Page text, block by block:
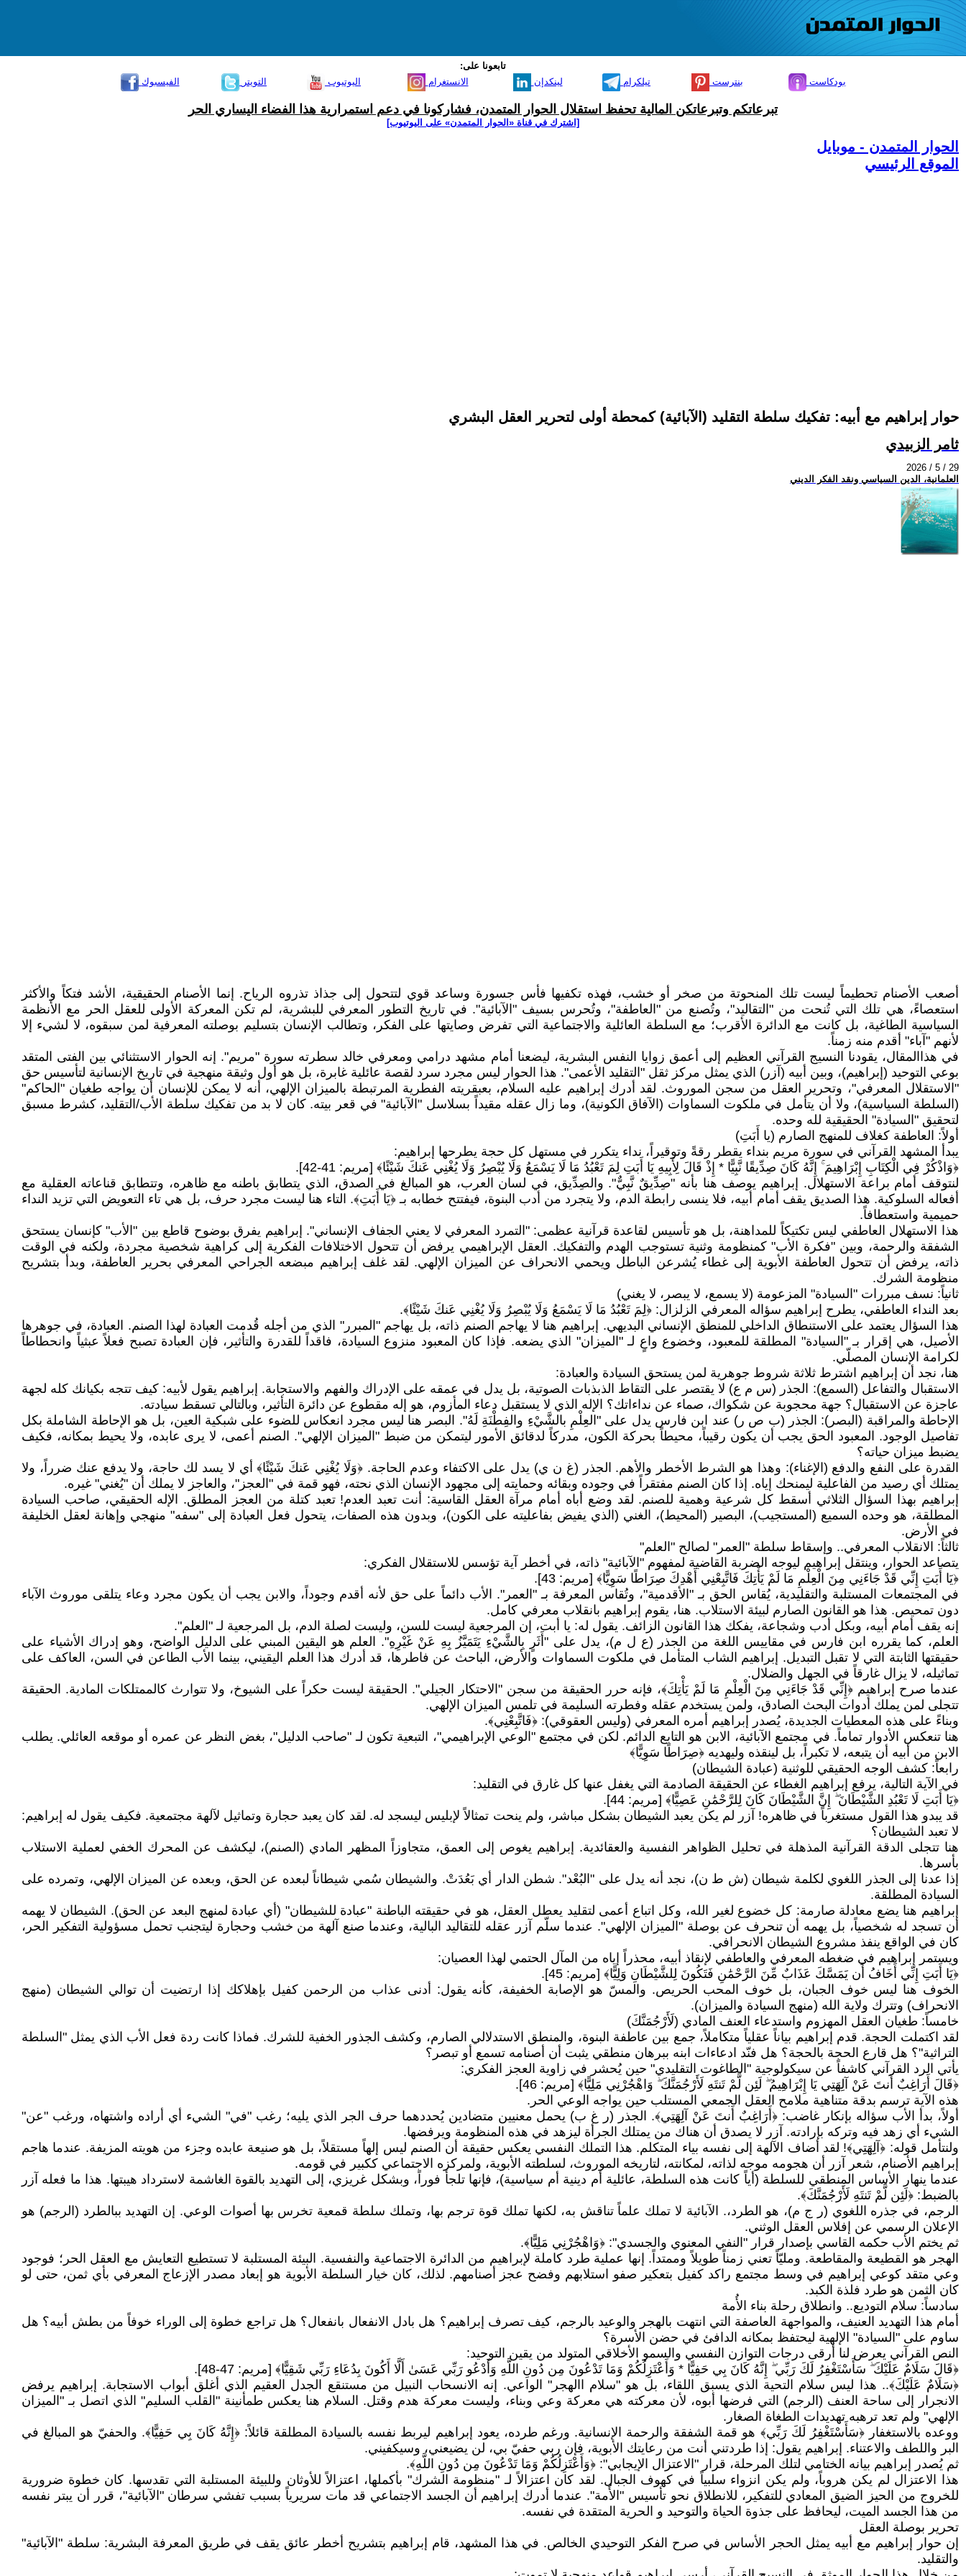
تابعونا على:
الفيسبوك
التويتر اليوتيوب الانستغرام لينكدإن تيلكرام بنترست بودكاست
تبرعاتكم وتبرعاتكن المالية تحفظ استقلال الحوار المتمدن، فشاركونا في دعم استمرارية هذا الفضاء اليساري الحر
[اشترك في قناة ‫«الحوار المتمدن» على اليوتيوب]
الحوار المتمدن - موبايل
الموقع الرئيسي
حوار إبراهيم مع أبيه: تفكيك سلطة التقليد (الآبائية) كمحطة أولى لتحرير العقل البشري
ثامر الزبيدي
2026 / 5 / 29
العلمانية، الدين السياسي ونقد الفكر الديني
أصعب الأصنام تحطيماً ليست تلك المنحوتة من صخر أو خشب، فهذه تكفيها فأس جسورة وساعد قوي لتتحول إلى جذاذ تذروه الرياح. إنما الأصنام الحقيقية، الأشد فتكاً والأكثر
استعصاءً، هي تلك التي تُنحت من "التقاليد"، وتُصنع من "العاطفة"، وتُحرس بسيف "الآبائية". في تاريخ التطور المعرفي للبشرية، لم تكن المعركة الأولى للعقل الحر مع الأنظمة
السياسية الطاغية، بل كانت مع الدائرة الأقرب؛ مع السلطة العائلية والاجتماعية التي تفرض وصايتها على الفكر، وتطالب الإنسان بتسليم بوصلته المعرفية لمن سبقوه، لا لشيء إلا
لأنهم "آباء" أقدم منه زمناً.
في هذاالمقال، يقودنا النسيج القرآني العظيم إلى أعمق زوايا النفس البشرية، ليضعنا أمام مشهد درامي ومعرفي خالد سطرته سورة "مريم". إنه الحوار الاستثنائي بين الفتى المتقد
بوعي التوحيد (إبراهيم)، وبين أبيه (آزر) الذي يمثل مركز ثقل "التقليد الأعمى". هذا الحوار ليس مجرد سرد لقصة عائلية غابرة، بل هو أول وثيقة منهجية في تاريخ الإنسانية لتأسيس حق
"الاستقلال المعرفي"، وتحرير العقل من سجن الموروث. لقد أدرك إبراهيم عليه السلام، بعبقريته الفطرية المرتبطة بالميزان الإلهي، أنه لا يمكن للإنسان أن يواجه طغيان "الحاكم"
(السلطة السياسية)، ولا أن يتأمل في ملكوت السماوات (الآفاق الكونية)، وما زال عقله مقيداً بسلاسل "الآبائية" في قعر بيته. كان لا بد من تفكيك سلطة الأب/التقليد، كشرط مسبق
لتحقيق "السيادة" الحقيقية لله وحده.
أولاً: العاطفة كغلاف للمنهج الصارم (يا أَبَتِ)
يبدأ المشهد القرآني في سورة مريم بنداء يقطر رقةً وتوقيراً، نداء يتكرر في مستهل كل حجة يطرحها إبراهيم:
﴿وَاذْكُرْ فِي الْكِتَابِ إِبْرَاهِيمَ ۚ إِنَّهُ كَانَ صِدِّيقًا نَّبِيًّا * إِذْ قَالَ لِأَبِيهِ يَا أَبَتِ لِمَ تَعْبُدُ مَا لَا يَسْمَعُ وَلَا يُبْصِرُ وَلَا يُغْنِي عَنكَ شَيْئًا﴾ [مريم: 41-42].
لنتوقف أمام براعة الاستهلال. إبراهيم يوصف هنا بأنه "صِدِّيقٌ نَّبِيٌّ". والصِدِّيق، في لسان العرب، هو المبالغ في الصدق، الذي يتطابق باطنه مع ظاهره، وتتطابق قناعاته العقلية مع
أفعاله السلوكية. هذا الصديق يقف أمام أبيه، فلا ينسى رابطة الدم، ولا يتجرد من أدب البنوة، فيفتتح خطابه بـ ﴿يَا أَبَتِ﴾. التاء هنا ليست مجرد حرف، بل هي تاء التعويض التي تزيد النداء
حميمية واستعطافاً.
هذا الاستهلال العاطفي ليس تكتيكاً للمداهنة، بل هو تأسيس لقاعدة قرآنية عظمى: "التمرد المعرفي لا يعني الجفاف الإنساني". إبراهيم يفرق بوضوح قاطع بين "الأب" كإنسان يستحق
الشفقة والرحمة، وبين "فكرة الأب" كمنظومة وثنية تستوجب الهدم والتفكيك. العقل الإبراهيمي يرفض أن تتحول الاختلافات الفكرية إلى كراهية شخصية مجردة، ولكنه في الوقت
ذاته، يرفض أن تتحول العاطفة الأبوية إلى غطاء يُشرعن الباطل ويحمي الانحراف عن الميزان الإلهي. لقد غلف إبراهيم مبضعه الجراحي المعرفي بحرير العاطفة، وبدأ بتشريح
منظومة الشرك.
ثانياً: نسف مبررات "السيادة" المزعومة (لا يسمع، لا يبصر، لا يغني)
بعد النداء العاطفي، يطرح إبراهيم سؤاله المعرفي الزلزال: ﴿لِمَ تَعْبُدُ مَا لَا يَسْمَعُ وَلَا يُبْصِرُ وَلَا يُغْنِي عَنكَ شَيْئًا﴾.
هذا السؤال يعتمد على الاستنطاق الداخلي للمنطق الإنساني البديهي. إبراهيم هنا لا يهاجم الصنم ذاته، بل يهاجم "المبرر" الذي من أجله قُدمت العبادة لهذا الصنم. العبادة، في جوهرها
الأصيل، هي إقرار بـ "السيادة" المطلقة للمعبود، وخضوع واعٍ لـ "الميزان" الذي يضعه. فإذا كان المعبود منزوع السيادة، فاقداً للقدرة والتأثير، فإن العبادة تصبح فعلاً عبثياً وانحطاطاً
لكرامة الإنسان المصلّي.
هنا، نجد أن إبراهيم اشترط ثلاثة شروط جوهرية لمن يستحق السيادة والعبادة:
الاستقبال والتفاعل (السمع): الجذر (س م ع) لا يقتصر على التقاط الذبذبات الصوتية، بل يدل في عمقه على الإدراك والفهم والاستجابة. إبراهيم يقول لأبيه: كيف تتجه بكيانك كله لجهة
عاجزة عن الاستقبال؟ جهة محجوبة عن شكواك، صماء عن نداءاتك؟ الإله الذي لا يستقبل دعاء المأزوم، هو إله مقطوع عن دائرة التأثير، وبالتالي تسقط سيادته.
الإحاطة والمراقبة (البصر): الجذر (ب ص ر) عند ابن فارس يدل على "العِلْمِ بالشَّيْءِ والفِطْنَةِ لَهُ". البصر هنا ليس مجرد انعكاس للضوء على شبكية العين، بل هو الإحاطة الشاملة بكل
تفاصيل الوجود. المعبود الحق يجب أن يكون رقيباً، محيطاً بحركة الكون، مدركاً لدقائق الأمور ليتمكن من ضبط "الميزان الإلهي". الصنم أعمى، لا يرى عابده، ولا يحيط بمكانه، فكيف
يضبط ميزان حياته؟
القدرة على النفع والدفع (الإغناء): وهذا هو الشرط الأخطر والأهم. الجذر (غ ن ي) يدل على الاكتفاء وعدم الحاجة. ﴿وَلَا يُغْنِي عَنكَ شَيْئًا﴾ أي لا يسد لك حاجة، ولا يدفع عنك ضرراً، ولا
يمتلك أي رصيد من الفاعلية ليمنحك إياه. إذا كان الصنم مفتقراً في وجوده وبقائه وحمايته إلى مجهود الإنسان الذي نحته، فهو قمة في "العجز"، والعاجز لا يملك أن "يُغني" غيره.
إبراهيم بهذا السؤال الثلاثي أسقط كل شرعية وهمية للصنم. لقد وضع أباه أمام مرآة العقل القاسية: أنت تعبد العدم! تعبد كتلة من العجز المطلق. الإله الحقيقي، صاحب السيادة
المطلقة، هو وحده السميع (المستجيب)، البصير (المحيط)، الغني (الذي يفيض بفاعليته على الكون)، وبدون هذه الصفات، يتحول فعل العبادة إلى "سفه" منهجي وإهانة لعقل الخليفة
في الأرض.
ثالثاً: الانقلاب المعرفي.. وإسقاط سلطة "العمر" لصالح "العلم"
يتصاعد الحوار، وينتقل إبراهيم ليوجه الضربة القاضية لمفهوم "الآبائية" ذاته، في أخطر آية تؤسس للاستقلال الفكري:
﴿يَا أَبَتِ إِنِّي قَدْ جَاءَنِي مِنَ الْعِلْمِ مَا لَمْ يَأْتِكَ فَاتَّبِعْنِي أَهْدِكَ صِرَاطًا سَوِيًّا﴾ [مريم: 43].
في المجتمعات المستلبة والتقليدية، يُقاس الحق بـ "الأقدمية"، وتُقاس المعرفة بـ "العمر". الأب دائماً على حق لأنه أقدم وجوداً، والابن يجب أن يكون مجرد وعاء يتلقى موروث الآباء
دون تمحيص. هذا هو القانون الصارم لبيئة الاستلاب. هنا، يقوم إبراهيم بانقلاب معرفي كامل.
إنه يقف أمام أبيه، وبكل أدب وشجاعة، يفكك هذا القانون الزائف. يقول له: يا أبت، إن المرجعية ليست للسن، وليست لصلة الدم، بل المرجعية لـ "العلم".
العلم، كما يقرره ابن فارس في مقاييس اللغة من الجذر (ع ل م)، يدل على "أَثَرٍ بِالشَّيْءِ يَتَمَيَّزُ بِهِ عَنْ غَيْرِهِ". العلم هو اليقين المبني على الدليل الواضح، وهو إدراك الأشياء على
حقيقتها الثابتة التي لا تقبل التبديل. إبراهيم الشاب المتأمل في ملكوت السماوات والأرض، الباحث عن فاطرها، قد أدرك هذا العلم اليقيني، بينما الأب الطاعن في السن، العاكف على
تماثيله، لا يزال غارقاً في الجهل والضلال.
عندما صرح إبراهيم ﴿إِنِّي قَدْ جَاءَنِي مِنَ الْعِلْمِ مَا لَمْ يَأْتِكَ﴾، فإنه حرر الحقيقة من سجن "الاحتكار الجيلي". الحقيقة ليست حكراً على الشيوخ، ولا تتوارث كالممتلكات المادية. الحقيقة
تتجلى لمن يملك أدوات البحث الصادق، ولمن يستخدم عقله وفطرته السليمة في تلمس الميزان الإلهي.
وبناءً على هذه المعطيات الجديدة، يُصدر إبراهيم أمره المعرفي (وليس العقوقي): ﴿فَاتَّبِعْنِي﴾.
هنا تنعكس الأدوار تماماً. في مجتمع الآبائية، الابن هو التابع الدائم. لكن في مجتمع "الوعي الإبراهيمي"، التبعية تكون لـ "صاحب الدليل"، بغض النظر عن عمره أو موقعه العائلي. يطلب
الابن من أبيه أن يتبعه، لا تكبراً، بل لينقذه وليهديه ﴿صِرَاطًا سَوِيًّا﴾
رابعاً: كشف الوجه الحقيقي للوثنية (عبادة الشيطان)
في الآية التالية، يرفع إبراهيم الغطاء عن الحقيقة الصادمة التي يغفل عنها كل غارق في التقليد:
﴿يَا أَبَتِ لَا تَعْبُدِ الشَّيْطَانَ ۖ إِنَّ الشَّيْطَانَ كَانَ لِلرَّحْمَٰنِ عَصِيًّا﴾ [مريم: 44].
قد يبدو هذا القول مستغرباً في ظاهره! آزر لم يكن يعبد الشيطان بشكل مباشر، ولم ينحت تمثالاً لإبليس ليسجد له. لقد كان يعبد حجارة وتماثيل لآلهة مجتمعية. فكيف يقول له إبراهيم:
لا تعبد الشيطان؟
هنا تتجلى الدقة القرآنية المذهلة في تحليل الظواهر النفسية والعقائدية. إبراهيم يغوص إلى العمق، متجاوزاً المظهر المادي (الصنم)، ليكشف عن المحرك الخفي لعملية الاستلاب
بأسرها.
إذا عدنا إلى الجذر اللغوي لكلمة شيطان (ش ط ن)، نجد أنه يدل على "البُعْد". شطن الدار أي بَعُدَتْ. والشيطان سُمي شيطاناً لبعده عن الحق، وبعده عن الميزان الإلهي، وتمرده على
السيادة المطلقة.
إبراهيم هنا يضع معادلة صارمة: كل خضوع لغير الله، وكل اتباع أعمى لتقليد يعطل العقل، هو في حقيقته الباطنة "عبادة للشيطان" (أي عبادة لمنهج البعد عن الحق). الشيطان لا يهمه
أن تسجد له شخصياً، بل يهمه أن تنحرف عن بوصلة "الميزان الإلهي". عندما سلّم آزر عقله للتقاليد البالية، وعندما صنع آلهة من خشب وحجارة ليتجنب تحمل مسؤولية التفكير الحر،
كان في الواقع ينفذ مشروع الشيطان الانحرافي.
ويستمر إبراهيم في ضغطه المعرفي والعاطفي لإنقاذ أبيه، محذراً إياه من المآل الحتمي لهذا العصيان:
﴿يَا أَبَتِ إِنِّي أَخَافُ أَن يَمَسَّكَ عَذَابٌ مِّنَ الرَّحْمَٰنِ فَتَكُونَ لِلشَّيْطَانِ وَلِيًّا﴾ [مريم: 45].
الخوف هنا ليس خوف الجبان، بل خوف المحب الحريص. والمسّ هو الإصابة الخفيفة، كأنه يقول: أدنى عذاب من الرحمن كفيل بإهلاكك إذا ارتضيت أن توالي الشيطان (منهج
الانحراف) وتترك ولاية الله (منهج السيادة والميزان).
خامساً: طغيان العقل المهزوم واستدعاء العنف المادي (لَأَرْجُمَنَّكَ)
لقد اكتملت الحجة. قدم إبراهيم بياناً عقلياً متكاملاً، جمع بين عاطفة البنوة، والمنطق الاستدلالي الصارم، وكشف الجذور الخفية للشرك. فماذا كانت ردة فعل الأب الذي يمثل "السلطة
التراثية"؟ هل قارع الحجة بالحجة؟ هل فنّد ادعاءات ابنه ببرهان منطقي يثبت أن أصنامه تسمع أو تبصر؟
يأتي الرد القرآني كاشفاً عن سيكولوجية "الطاغوت التقليدي" حين يُحشر في زاوية العجز الفكري:
﴿قَالَ أَرَاغِبٌ أَنتَ عَنْ آلِهَتِي يَا إِبْرَاهِيمُ ۖ لَئِن لَّمْ تَنتَهِ لَأَرْجُمَنَّكَ ۖ وَاهْجُرْنِي مَلِيًّا﴾ [مريم: 46].
هذه الآية ترسم بدقة متناهية ملامح العقل الجمعي المستلب حين يواجه الوعي الحر.
أولاً، بدأ الأب سؤاله بإنكار غاضب: ﴿أَرَاغِبٌ أَنتَ عَنْ آلِهَتِي﴾. الجذر (ر غ ب) يحمل معنيين متضادين يُحددهما حرف الجر الذي يليه؛ رغب "في" الشيء أي أراده واشتهاه، ورغب "عن"
الشيء أي زهد فيه وتركه بإرادته. آزر لا يصدق أن هناك من يمتلك الجرأة ليزهد في هذه المنظومة ويرفضها.
ولنتأمل قوله: ﴿آلِهَتِي﴾! لقد أضاف الآلهة إلى نفسه بياء المتكلم. هذا التملك النفسي يعكس حقيقة أن الصنم ليس إلهاً مستقلاً، بل هو صنيعة عابده وجزء من هويته المزيفة. عندما هاجم
إبراهيم الأصنام، شعر آزر أن هجومه موجه لذاته، لمكانته، لتاريخه الموروث، لسلطته الأبوية، ولمركزه الاجتماعي ككبير في قومه.
عندما ينهار الأساس المنطقي للسلطة (أياً كانت هذه السلطة، عائلية أم دينية أم سياسية)، فإنها تلجأ فوراً، وبشكل غريزي، إلى التهديد بالقوة الغاشمة لاسترداد هيبتها. هذا ما فعله آزر
بالضبط: ﴿لَئِن لَّمْ تَنتَهِ لَأَرْجُمَنَّكَ﴾.
الرجم، في جذره اللغوي (ر ج م)، هو الطرد،. الآبائية لا تملك علماً تناقش به، لكنها تملك قوة ترجم بها، وتملك سلطة قمعية تخرس بها أصوات الوعي. إن التهديد ببالطرد (الرجم) هو
الإعلان الرسمي عن إفلاس العقل الوثني.
ثم يختم الأب حكمه القاسي بإصدار قرار "النفي المعنوي والجسدي": ﴿وَاهْجُرْنِي مَلِيًّا﴾.
الهجر هو القطيعة والمقاطعة. ومليّاً تعني زمناً طويلاً وممتداً. إنها عملية طرد كاملة لإبراهيم من الدائرة الاجتماعية والنفسية. البيئة المستلبة لا تستطيع التعايش مع العقل الحر؛ فوجود
وعي متقد كوعي إبراهيم في وسط مجتمع راكد كفيل بتعكير صفو استلابهم وفضح عجز أصنامهم. لذلك، كان خيار السلطة الأبوية هو إبعاد مصدر الإزعاج المعرفي بأي ثمن، حتى لو
كان الثمن هو طرد فلذة الكبد.
سادساً: سلام التوديع.. وانطلاق رحلة بناء الأُمة
أمام هذا التهديد العنيف، والمواجهة العاصفة التي انتهت بالهجر والوعيد بالرجم، كيف تصرف إبراهيم؟ هل بادل الانفعال بانفعال؟ هل تراجع خطوة إلى الوراء خوفاً من بطش أبيه؟ هل
ساوم على "السيادة" الإلهية ليحتفظ بمكانه الدافئ في حضن الأسرة؟
النص القرآني يعرض لنا أرقى درجات التوازن النفسي والسمو الأخلاقي المتولد من يقين التوحيد:
﴿قَالَ سَلَامٌ عَلَيْكَ ۖ سَأَسْتَغْفِرُ لَكَ رَبِّي ۖ إِنَّهُ كَانَ بِي حَفِيًّا * وَأَعْتَزِلُكُمْ وَمَا تَدْعُونَ مِن دُونِ اللَّهِ وَأَدْعُو رَبِّي عَسَىٰ أَلَّا أَكُونَ بِدُعَاءِ رَبِّي شَقِيًّا﴾ [مريم: 47-48].
﴿سَلَامٌ عَلَيْكَ﴾.. هذا ليس سلام التحية الذي يسبق اللقاء، بل هو "سلام االهجر" الواعي. إنه الانسحاب النبيل من مستنقع الجدل العقيم الذي أغلق أبواب الاستجابة. إبراهيم يرفض
الانجرار إلى ساحة العنف (الرجم) التي فرضها أبوه، لأن معركته هي معركة وعي وبناء، وليست معركة هدم وقتل. السلام هنا يعكس طمأنينة "القلب السليم" الذي اتصل بـ "الميزان
الإلهي" ولم تعد ترهبه تهديدات الطغاة الصغار.
ووعده بالاستغفار ﴿سَأَسْتَغْفِرُ لَكَ رَبِّي﴾ هو قمة الشفقة والرحمة الإنسانية. ورغم طرده، يعود إبراهيم ليربط نفسه بالسيادة المطلقة قائلاً: ﴿إِنَّهُ كَانَ بِي حَفِيًّا﴾. والحفيّ هو المبالغ في
البر واللطف والاعتناء. إبراهيم يقول: إذا طردتني أنت من رعايتك الأبوية، فإن ربي حفيّ بي، لن يضيعني، وسيكفيني.
ثم يُصدر إبراهيم بيانه الختامي لتلك المرحلة، قرار "الاعتزال الإيجابي": ﴿وَأَعْتَزِلُكُمْ وَمَا تَدْعُونَ مِن دُونِ اللَّهِ﴾.
هذا الاعتزال لم يكن هروباً، ولم يكن انزواء سلبياً في كهوف الجبال. لقد كان اعتزالاً لـ "منظومة الشرك" بأكملها، اعتزالاً للأوثان وللبيئة المستلبة التي تقدسها. كان خطوة ضرورية
للخروج من الحيز الضيق المعادي للتفكير، للانطلاق نحو تأسيس "الأُمة". عندما أدرك إبراهيم أن الجسد الاجتماعي قد مات سريرياً بسبب تفشي سرطان "الآبائية"، قرر أن يبتر نفسه
من هذا الجسد الميت، ليحافظ على جذوة الحياة والتوحيد و الحرية المتقدة في نفسه.
تحرير بوصلة العقل
إن حوار إبراهيم مع أبيه يمثل الحجر الأساس في صرح الفكر التوحيدي الخالص. في هذا المشهد، قام إبراهيم بتشريح أخطر عائق يقف في طريق المعرفة البشرية: سلطة "الآبائية"
والتقليد.